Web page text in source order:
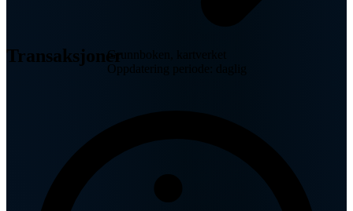
TransaksjonerGrunnboken, kartverket
Oppdatering periode: daglig